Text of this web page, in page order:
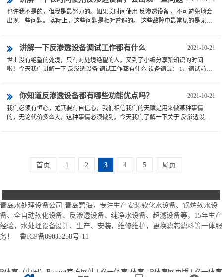
也许我不是的，但我是最努力的。如果长时间使用 反渗透设备 ，不可避免地会
出现一些问题。 实际上，这些问题是相对普遍的。 这些故障中最常见的是无法
2021-10-21
讲解一下反渗透设备调试工作都有什么
世上没有绝望的处境，只有对处境绝望的人。又到了小编分享新知识的时间
啦！今天我们讲解一下 反渗透设备 调试工作都有什么 设备调试： 1、调试前检
2021-10-21
你知道反渗透设备都有哪些功能优点吗？
我们必须有恒心，尤其要有自信心，我们相信我们的天赋是用来做某种事情
的，无论代价多么大，这种事情必须做到。今天我们了解一下关于 反渗透设备
首页 1 2 3 4 5 尾页
青岛水处理设备公司-青岛碧海，专注生产安装软化水设备、锅炉软水设
备、全自动软化设备、反渗透设备、纯净水设备、超滤设备等，15年生产
经验，水处理设备设计、生产、安装，维修维护，更换滤芯滤料等一体服
务！ 鲁ICP备09085258号-11
B体育（中国）B-sport官方网站 | 必一体育·体育 | B体育网页版 | 必一体育